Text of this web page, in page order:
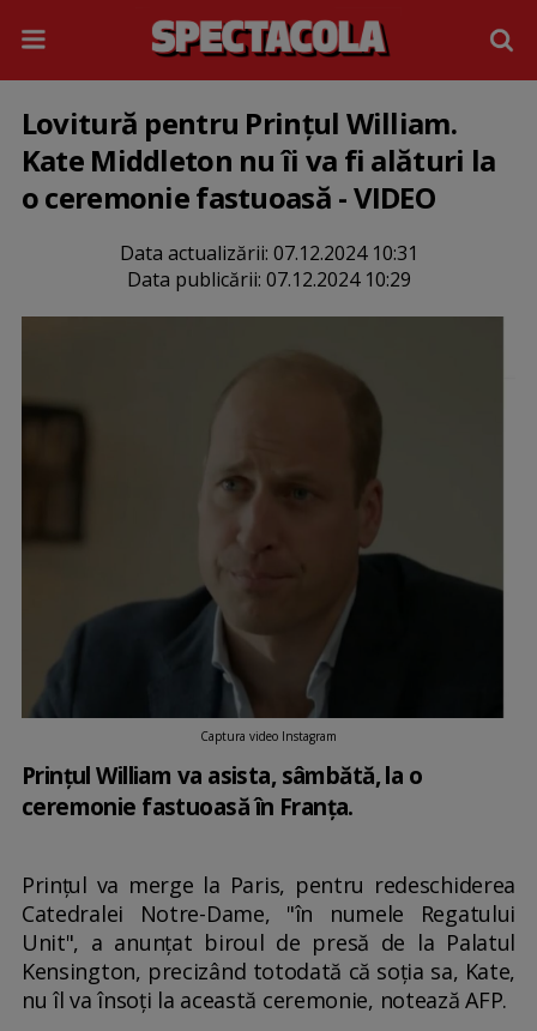
Lovitură pentru Prinţul William.
Kate Middleton nu îi va fi alături la
o ceremonie fastuoasă - VIDEO
Data actualizării: 07.12.2024 10:31
Data publicării: 07.12.2024 10:29
Captura video Instagram
Prinţul William va asista, sâmbătă, la o
ceremonie fastuoasă în Franța.
Prințul va merge la Paris, pentru redeschiderea
Catedralei Notre-Dame, "în numele Regatului
Unit", a anunţat biroul de presă de la Palatul
Kensington, precizând totodată că soţia sa, Kate,
nu îl va însoţi la această ceremonie, notează AFP.